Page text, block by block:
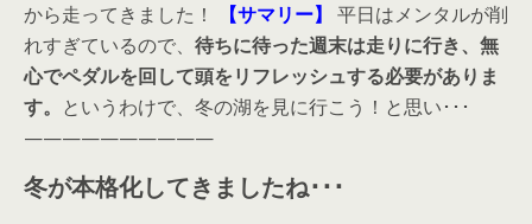
から走ってきました！
【サマリー】
平日はメンタルが削
れすぎているので、 待ちに待った週末は走りに行き、無
心でペダルを回して頭をリフレッシュする必要がありま
す。 というわけで、冬の湖を見に行こう！と思い･･･
——————————
冬が本格化してきましたね･･･